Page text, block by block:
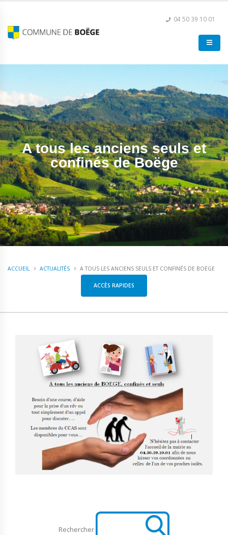
04 50 39 10 01
A tous les anciens seuls et
confinés de Boëge
ACCUEIL ACTUALITÉS A TOUS LES ANCIENS SEULS ET CONFINÉS DE BOËGE
ACCÈS RAPIDES
Rechercher